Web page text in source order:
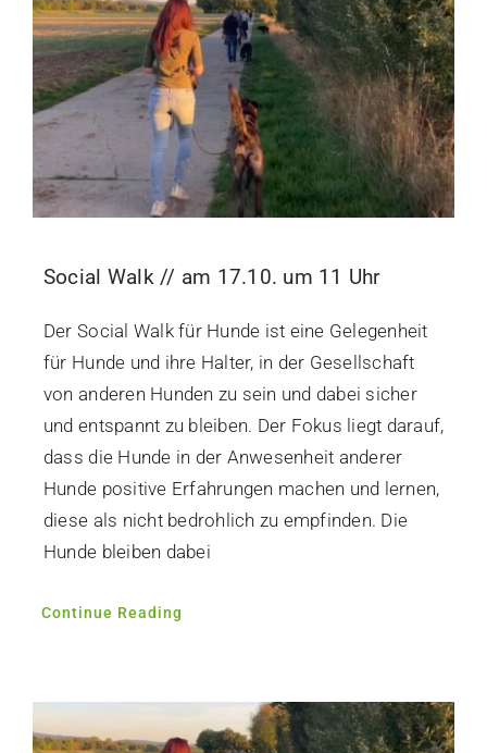
Kalender
Lernbereich
Kontakt
Social Walk // am 17.10. um 11 Uhr
Der Social Walk für Hunde ist eine Gelegenheit
für Hunde und ihre Halter, in der Gesellschaft
von anderen Hunden zu sein und dabei sicher
und entspannt zu bleiben. Der Fokus liegt darauf,
dass die Hunde in der Anwesenheit anderer
Hunde positive Erfahrungen machen und lernen,
diese als nicht bedrohlich zu empfinden. Die
Hunde bleiben dabei
Continue Reading